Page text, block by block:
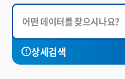
상세검색